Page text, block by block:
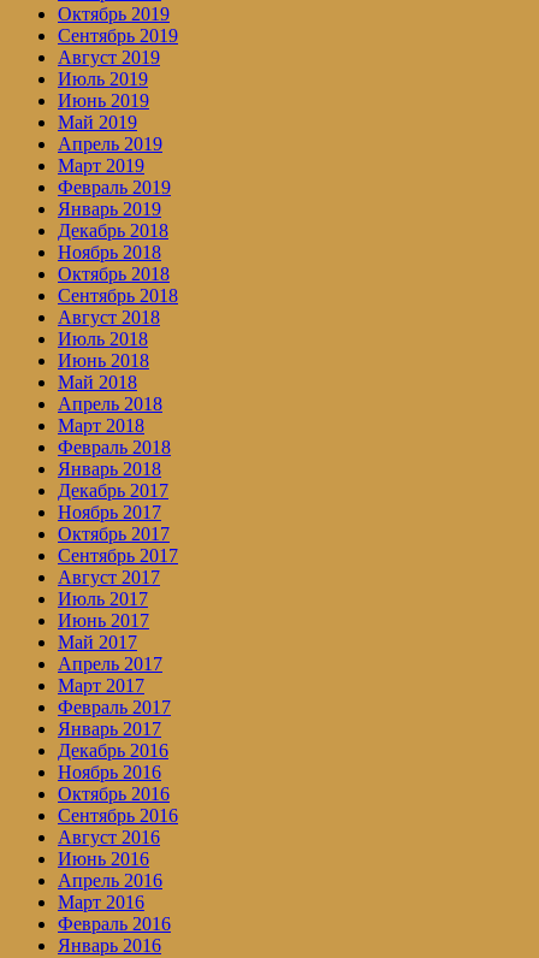
Октябрь 2019
Сентябрь 2019
Август 2019
Июль 2019
Июнь 2019
Май 2019
Апрель 2019
Март 2019
Февраль 2019
Январь 2019
Декабрь 2018
Ноябрь 2018
Октябрь 2018
Сентябрь 2018
Август 2018
Июль 2018
Июнь 2018
Май 2018
Апрель 2018
Март 2018
Февраль 2018
Январь 2018
Декабрь 2017
Ноябрь 2017
Октябрь 2017
Сентябрь 2017
Август 2017
Июль 2017
Июнь 2017
Май 2017
Апрель 2017
Март 2017
Февраль 2017
Январь 2017
Декабрь 2016
Ноябрь 2016
Октябрь 2016
Сентябрь 2016
Август 2016
Июнь 2016
Апрель 2016
Март 2016
Февраль 2016
Январь 2016